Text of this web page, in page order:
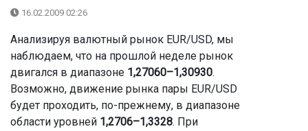
16.02.2009 02:26
Анализируя валютный рынок EUR/USD, мы
наблюдаем, что на прошлой неделе рынок
двигался в диапазоне 1,27060–1,30930.
Возможно, движение рынка пары EUR/USD
будет проходить, по-прежнему, в диапазоне
области уровней 1,2706–1,3328. При